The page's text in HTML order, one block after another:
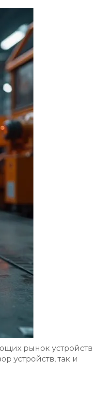
рынок устройств
устройств, так и